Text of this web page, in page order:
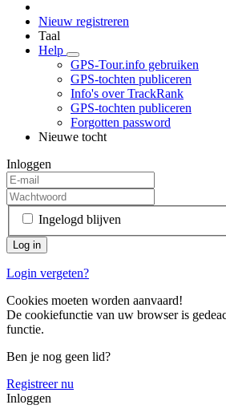
Nieuw registreren
Taal
Help
GPS-Tour.info gebruiken
GPS-tochten publiceren
Info's over TrackRank
GPS-tochten publiceren
Forgotten password
Nieuwe tocht
Inloggen
Ingelogd blijven
Login vergeten?
Cookies moeten worden aanvaard!
De cookiefunctie van uw browser is
functie.
Ben je nog geen lid?
Registreer nu
Inloggen